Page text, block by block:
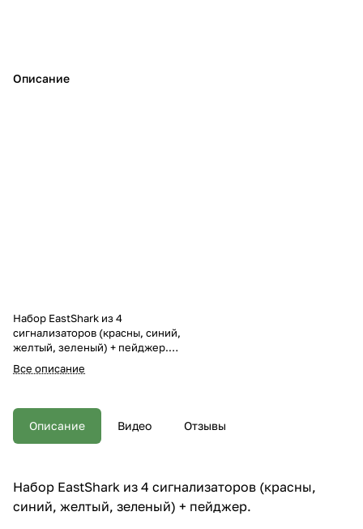
Описание
Набор EastShark из 4
сигнализаторов (красны, синий,
желтый, зеленый) + пейджер.
Характеристики сигнализатора:
- Влагозащитный корпус. -
поклевки. - Отображает
поклевку в берег/от берега. -
Разъем для подключения
бесшумный режим (кнопка – V).
- 5 уровней регулировки
Все описание
Описание Видео Отзывы
Набор EastShark из 4 сигнализаторов (красны,
синий, желтый, зеленый) + пейджер.